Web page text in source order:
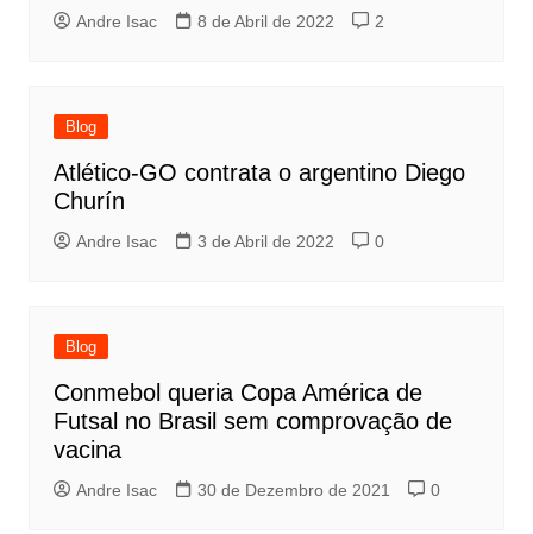
Andre Isac 8 de Abril de 2022 2
Blog
Atlético-GO contrata o argentino Diego
Churín
Andre Isac 3 de Abril de 2022 0
Blog
Conmebol queria Copa América de
Futsal no Brasil sem comprovação de
vacina
Andre Isac 30 de Dezembro de 2021 0